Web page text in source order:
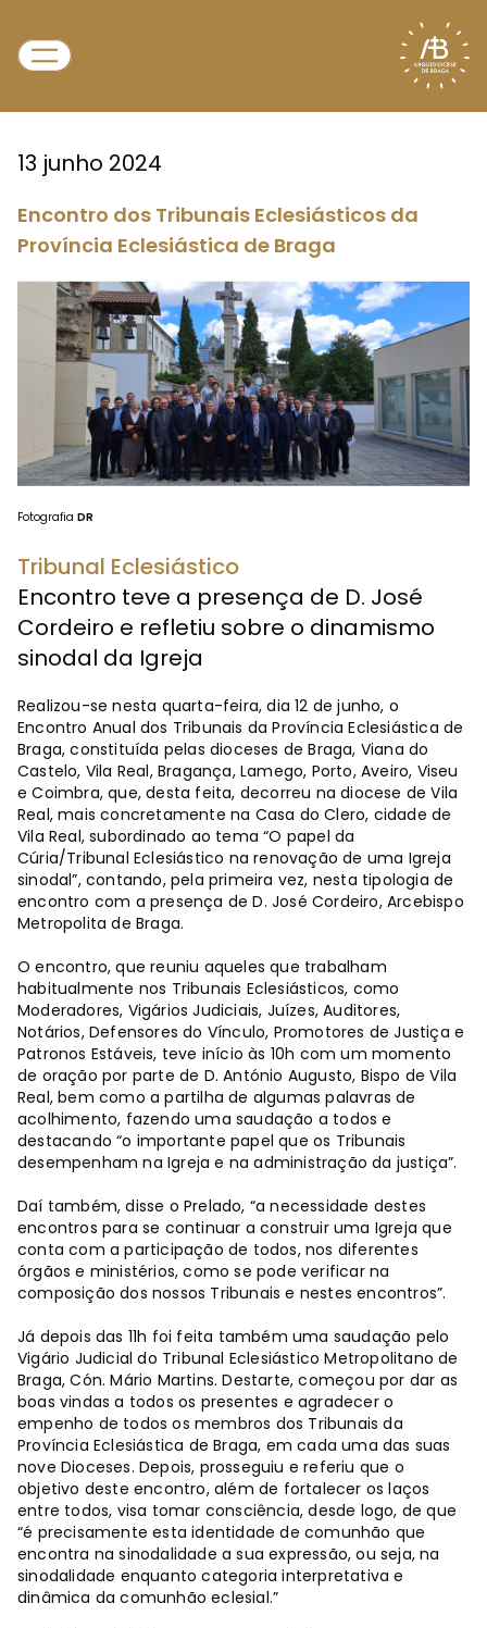
13 junho 2024
Encontro dos Tribunais Eclesiásticos da
Província Eclesiástica de Braga
Fotografia DR
Tribunal Eclesiástico
Encontro teve a presença de D. José
Cordeiro e refletiu sobre o dinamismo
sinodal da Igreja
Realizou-se nesta quarta-feira, dia 12 de junho, o
Encontro Anual dos Tribunais da Província Eclesiástica de
Braga, constituída pelas dioceses de Braga, Viana do
Castelo, Vila Real, Bragança, Lamego, Porto, Aveiro, Viseu
e Coimbra, que, desta feita, decorreu na diocese de Vila
Real, mais concretamente na Casa do Clero, cidade de
Vila Real, subordinado ao tema “O papel da
Cúria/Tribunal Eclesiástico na renovação de uma Igreja
sinodal”, contando, pela primeira vez, nesta tipologia de
encontro com a presença de D. José Cordeiro, Arcebispo
Metropolita de Braga.
O encontro, que reuniu aqueles que trabalham
habitualmente nos Tribunais Eclesiásticos, como
Moderadores, Vigários Judiciais, Juízes, Auditores,
Notários, Defensores do Vínculo, Promotores de Justiça e
Patronos Estáveis, teve início às 10h com um momento
de oração por parte de D. António Augusto, Bispo de Vila
Real, bem como a partilha de algumas palavras de
acolhimento, fazendo uma saudação a todos e
destacando “o importante papel que os Tribunais
desempenham na Igreja e na administração da justiça”.
Daí também, disse o Prelado, “a necessidade destes
encontros para se continuar a construir uma Igreja que
conta com a participação de todos, nos diferentes
órgãos e ministérios, como se pode verificar na
composição dos nossos Tribunais e nestes encontros”.
Já depois das 11h foi feita também uma saudação pelo
Vigário Judicial do Tribunal Eclesiástico Metropolitano de
Braga, Cón. Mário Martins. Destarte, começou por dar as
boas vindas a todos os presentes e agradecer o
empenho de todos os membros dos Tribunais da
Província Eclesiástica de Braga, em cada uma das suas
nove Dioceses. Depois, prosseguiu e referiu que o
objetivo deste encontro, além de fortalecer os laços
entre todos, visa tomar consciência, desde logo, de que
“é precisamente esta identidade de comunhão que
encontra na sinodalidade a sua expressão, ou seja, na
sinodalidade enquanto categoria interpretativa e
dinâmica da comunhão eclesial.”